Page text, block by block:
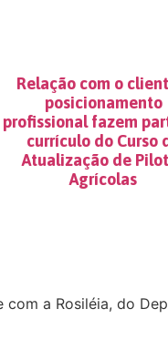
Relação com o
posicionamento
profissional fazem
currículo do Curso
Atualização de
Agrícolas
com a Rosiléia, do